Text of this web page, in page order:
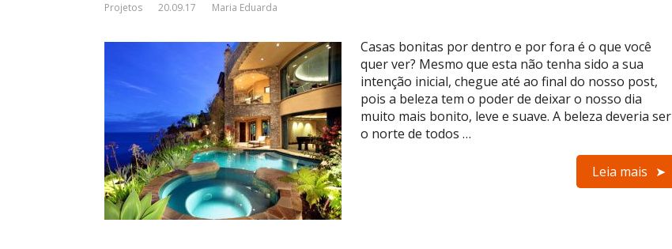
Projetos 20.09.17 Maria Eduarda
Casas bonitas por dentro e por fora é o que você
quer ver? Mesmo que esta não tenha sido a sua
intenção inicial, chegue até ao final do nosso post,
pois a beleza tem o poder de deixar o nosso dia
muito mais bonito, leve e suave. A beleza deveria ser
o norte de todos …
Leia mais